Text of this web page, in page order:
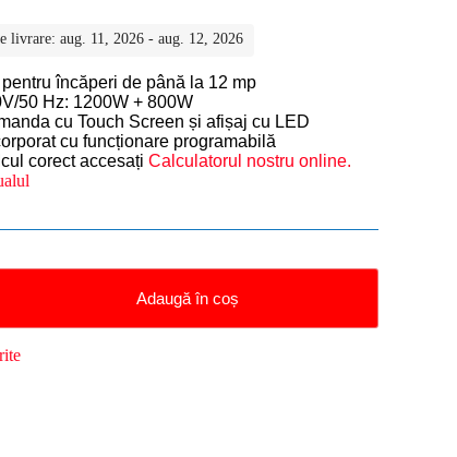
livrare: aug. 11, 2026 - aug. 12, 2026
încăperi de până la 12 mp
50 Hz: 1200W + 800W
cu Touch Screen și afișaj cu LED
cu funcționare programabilă
corect accesați Calculatorul nostru online.
Adaugă în coș